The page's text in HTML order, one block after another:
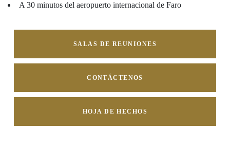
A 30 minutos del aeropuerto internacional de Faro
SALAS DE REUNIONES
CONTÁCTENOS
HOJA DE HECHOS